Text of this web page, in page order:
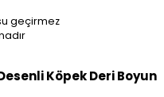
geçirmez
Köpek Deri Boyun